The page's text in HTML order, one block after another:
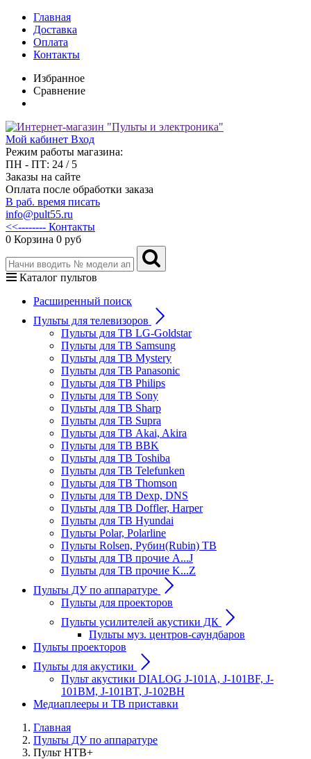
Главная
Доставка
Оплата
Контакты
Избранное
Сравнение
Мой кабинет Вход
Режим работы магазина:
ПН - ПТ: 24 / 5
Заказы на сайте
Оплата после обработки заказа
В раб. время писать
info@pult55.ru
<<-------- Контакты
0 Корзина 0 руб
Каталог пультов
Расширенный поиск
Пульты для телевизоров
Пульты для ТВ LG-Goldstar
Пульты для ТВ Samsung
Пульты для ТВ Mystery
Пульты для ТВ Panasonic
Пульты для ТВ Philips
Пульты для ТВ Sony
Пульты для ТВ Sharp
Пульты для ТВ Supra
Пульты для ТВ Akai, Akira
Пульты для ТВ BBK
Пульты для ТВ Toshiba
Пульты для ТВ Telefunken
Пульты для ТВ Thomson
Пульты для ТВ Dexp, DNS
Пульты для ТВ Doffler, Harper
Пульты для ТВ Hyundai
Пульты Polar, Polarline
Пульты Rolsen, Рубин(Rubin) ТВ
Пульты для ТВ прочие A...J
Пульты для ТВ прочие K...Z
Пульты ДУ по аппаратуре
Пульты для проекторов
Пульты усилителей акустики ДК
Пульты муз. центров-саундбаров
Пульты проекторов
Пульты для акустики
Пульт акустики DIALOG J-101A, J-101BF, J-
101BM, J-101BT, J-102BH
Медиаплееры и ТВ приставки
Главная
Пульты ДУ по аппаратуре
Пульт НТВ+